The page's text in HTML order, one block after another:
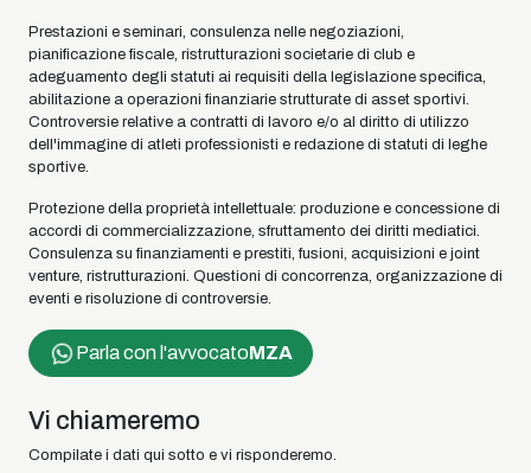
Prestazioni e seminari, consulenza nelle negoziazioni,
pianificazione fiscale, ristrutturazioni societarie di club e
adeguamento degli statuti ai requisiti della legislazione specifica,
abilitazione a operazioni finanziarie strutturate di asset sportivi.
Controversie relative a contratti di lavoro e/o al diritto di utilizzo
dell'immagine di atleti professionisti e redazione di statuti di leghe
sportive.
Protezione della proprietà intellettuale: produzione e concessione di
accordi di commercializzazione, sfruttamento dei diritti mediatici.
Consulenza su finanziamenti e prestiti, fusioni, acquisizioni e joint
venture, ristrutturazioni. Questioni di concorrenza, organizzazione di
eventi e risoluzione di controversie.
Parla con l'avvocatoMZA
Vi chiameremo
Compilate i dati qui sotto e vi risponderemo.